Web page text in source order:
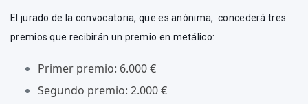
El jurado de la convocatoria, que es anónima, concederá tres
premios que recibirán un premio en metálico:
Primer premio: 6.000 €
Segundo premio: 2.000 €